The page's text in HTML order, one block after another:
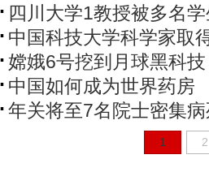
四川大学1教授被多名
中国科技大学科学家取
嫦娥6号挖到月球黑科
中国如何成为世界药房
年关将至7名院士密集
1 2